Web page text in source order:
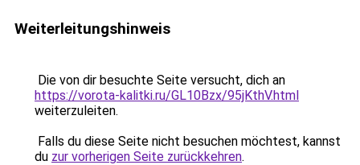
Weiterleitungshinweis
Die von dir besuchte Seite versucht, dich an
https://vorota-kalitki.ru/GL10Bzx/95jKthV.html
weiterzuleiten.
Falls du diese Seite nicht besuchen möchtest, kannst
du zur vorherigen Seite zurückkehren.